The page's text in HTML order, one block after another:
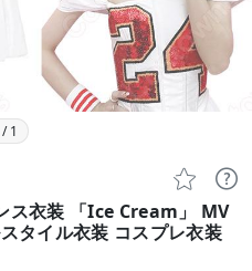
/1
 
ス衣装 「Ice Cream」 MV
タイル衣装 コスプレ衣装